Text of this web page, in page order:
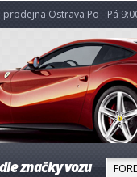
prodejna Ostrava Po - Pá
značky vozu